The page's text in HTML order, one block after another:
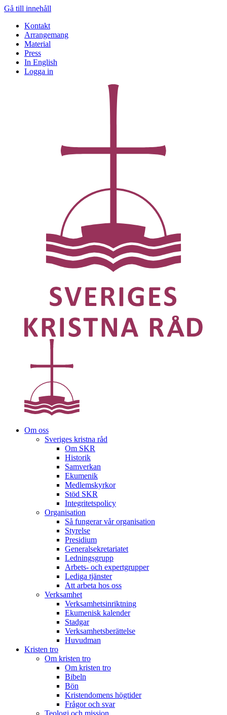
Gå till innehåll
Kontakt
Arrangemang
Material
Press
In English
Logga in
Om oss
Sveriges kristna råd
Om SKR
Historik
Samverkan
Ekumenik
Medlemskyrkor
Stöd SKR
Integritetspolicy
Organisation
Så fungerar vår organisation
Styrelse
Presidium
Generalsekretariatet
Ledningsgrupp
Arbets- och expertgrupper
Lediga tjänster
Att arbeta hos oss
Verksamhet
Verksamhetsinriktning
Ekumenisk kalender
Stadgar
Verksamhetsberättelse
Huvudman
Kristen tro
Om kristen tro
Om kristen tro
Bibeln
Bön
Kristendomens högtider
Frågor och svar
Teologi och mission